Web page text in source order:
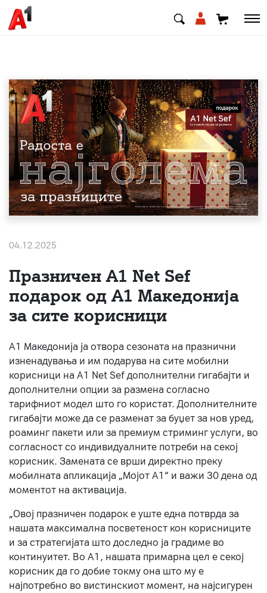
МК EN SQ
Приватни Деловни
Поддршка
Надополни кредит
За нас
#ПодобарОнлајн
04.12.2025
Празничен A1 Net Sеf
подарок од А1 Македонија
за сите корисници
А1 Македонија ја отвора сезоната на празнични
изненадувања и им подарува на сите мобилни
корисници на A1 Net Sef дополнителни гигабајти и
дополнителни опции за размена согласно
тарифниот модел што го користат. Дополнителните
гигабајти може да се разменат за буџет за нов уред,
роаминг пакети или за премиум стриминг услуги, во
согласност со индивидуалните потреби на секој
корисник. Замената се врши директно преку
мобилната апликација „Мојот А1“ и важи 30 дена од
моментот на активација.
„Овој празничен подарок е уште една потврда за
нашата максимална посветеност кон корисниците
и за стратегијата што доследно ја градиме во
континуитет. Во А1, нашата примарна цел е секој
корисник да го добие токму она што му е
најпотребно во вистинскиот момент, на најсигурен